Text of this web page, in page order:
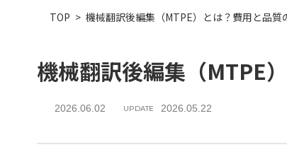
TOP 機械翻訳後編集（MTPE）とは？費用と品質
機械翻訳後編集（MTPE
2026.06.02 UPDATE 2026.05.22